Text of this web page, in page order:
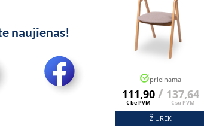
naujienas!
prieinama
111,90
€ be PVM
/ 137,64
€ su PVM
ŽIŪRĖK